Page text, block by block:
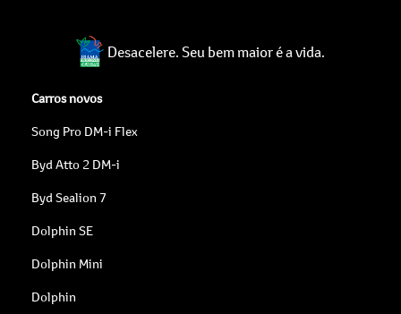
Desacelere. Seu bem maior é a vida.
Carros novos
Song Pro DM-i Flex
Byd Atto 2 DM-i
Byd Sealion 7
Dolphin SE
Dolphin Mini
Dolphin